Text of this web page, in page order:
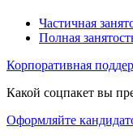
Частичная
Полная
Корпоративная
Какой соцпакет вы
Оформляйте